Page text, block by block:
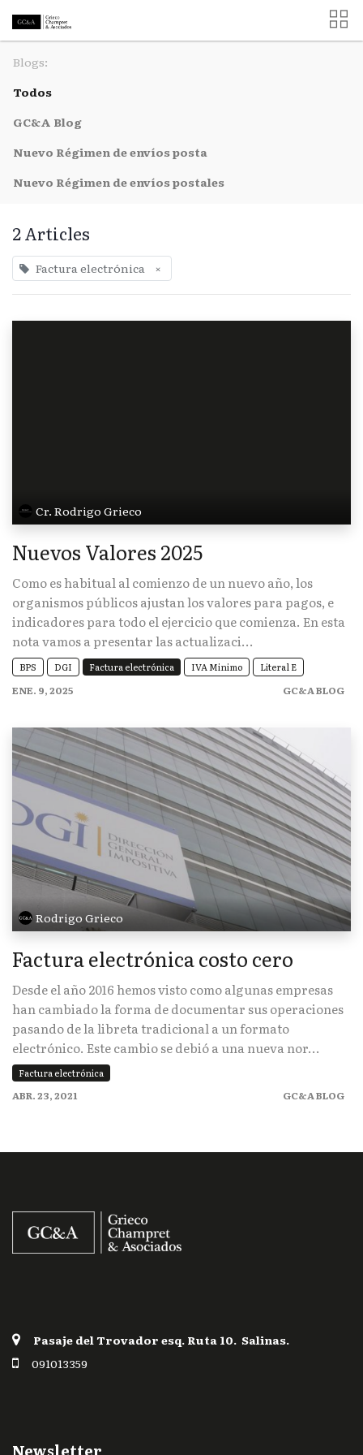
Blogs:
Todos
GC&A Blog
Nuevo Régimen de envíos posta
Nuevo Régimen de envíos postales
2 Articles
Factura electrónica ×
Cr. Rodrigo Grieco
Nuevos Valores 2025
Como es habitual al comienzo de un nuevo año, los
organismos públicos ajustan los valores para pagos, e
indicadores para todo el ejercicio que comienza. En esta
nota vamos a presentar las actualizaci...
BPS DGI Factura electrónica IVA Minimo Literal E
ENE. 9, 2025 GC&A BLOG
Rodrigo Grieco
Factura electrónica costo cero
Desde el año 2016 hemos visto como algunas empresas
han cambiado la forma de documentar sus operaciones
pasando de la libreta tradicional a un formato
electrónico. Este cambio se debió a una nueva nor...
Factura electrónica
ABR. 23, 2021 GC&A BLOG
Pasaje del Trovador esq. Ruta 10. Salinas.
091013359
Newsletter